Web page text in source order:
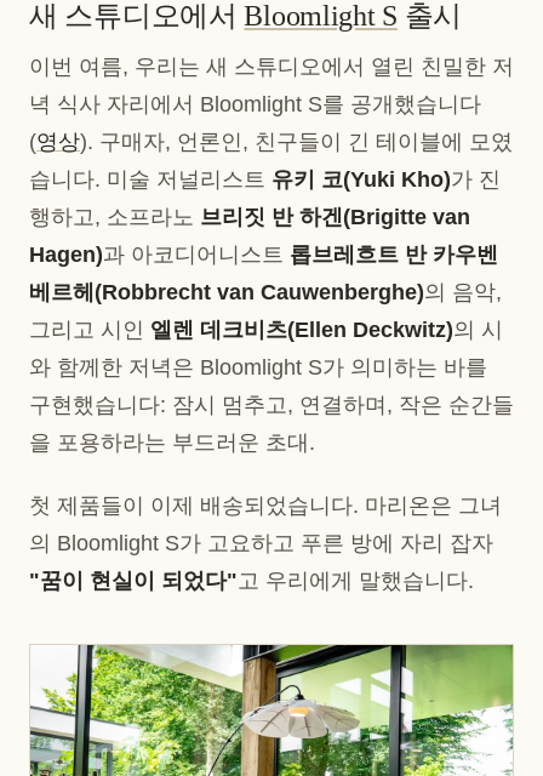
새 스튜디오에서Bloomlight S 출시
이번 여름, 우리는 새 스튜디오에서 열린 친밀한 저
녁 식사 자리에서 Bloomlight S를 공개했습니다
(영상). 구매자, 언론인, 친구들이 긴 테이블에 모였
습니다. 미술 저널리스트 유키 코(Yuki Kho)가 진
행하고, 소프라노 브리짓 반 하겐(Brigitte van
Hagen)과 아코디어니스트 롭브레흐트 반 카우벤
베르헤(Robbrecht van Cauwenberghe)의 음악,
그리고 시인 엘렌 데크비츠(Ellen Deckwitz)의 시
와 함께한 저녁은 Bloomlight S가 의미하는 바를
구현했습니다: 잠시 멈추고, 연결하며, 작은 순간들
을 포용하라는 부드러운 초대.
첫 제품들이 이제 배송되었습니다. 마리온은 그녀
의 Bloomlight S가 고요하고 푸른 방에 자리 잡자
"꿈이 현실이 되었다"고 우리에게 말했습니다.